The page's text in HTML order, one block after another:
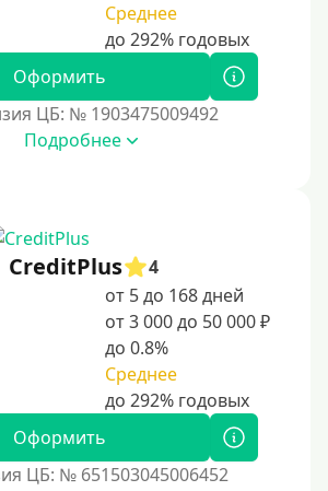
карту через Telegram
с вашей карты
кошелька без СНИЛС
(Qiwi) имеются просроченные
Киви доступна с 18 лет.
Среднее
Оформить
ЦБ: № 1903475009492
Подробнее
CreditPlus
4
от 5 до 168 дней
от 3 000 до 50 000 ₽
до 0.8%
Среднее
Оформить
ЦБ: № 651503045006452